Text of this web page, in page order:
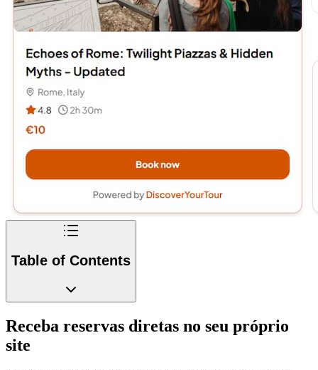
Table of Contents
Receba reservas diretas no seu próprio
site